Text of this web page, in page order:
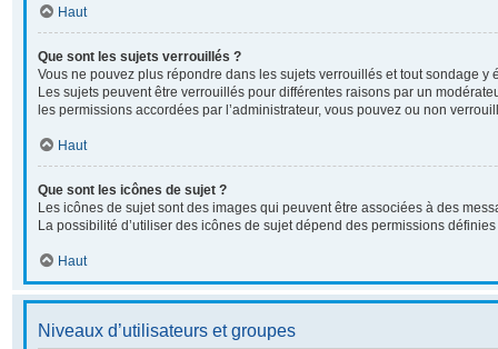
Haut
Que sont les sujets verrouillés ?
Vous ne pouvez plus répondre dans les sujets verrouillés et tout sondage y
Les sujets peuvent être verrouillés pour différentes raisons par un
les permissions accordées par l’administrateur, vous pouvez ou non
Haut
Que sont les icônes de sujet ?
Les icônes de sujet sont des images qui peuvent être associées à des
La possibilité d’utiliser des icônes de sujet dépend des permissions définies
Haut
Niveaux d’utilisateurs et groupes